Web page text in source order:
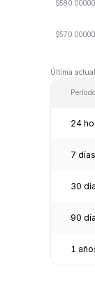
Última
Período
24
7 días
30
90
1